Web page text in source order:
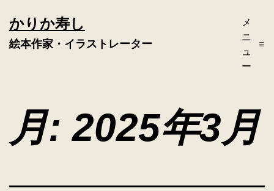
ン
テ
かりか寿し
絵本作家・イラストレーター
メ
ニ
ュ
ー
月:2025年3月